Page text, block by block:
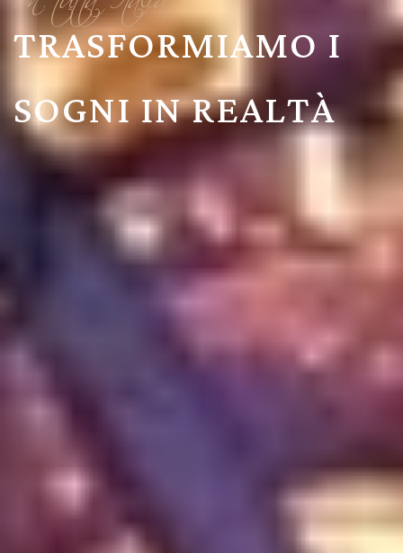
TRASFORMIAMO I
SOGNI IN REALTÀ